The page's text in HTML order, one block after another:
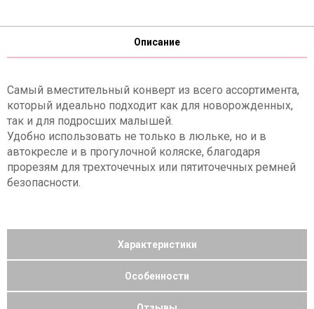
Описание
Самый вместительный конверт из всего ассортимента,
который идеально подходит как для новорожденных,
так и для подросших малышей.
Удобно использовать не только в люльке, но и в
автокресле и в прогулочной коляске, благодаря
прорезям для трехточечных или пятиточечных ремней
безопасности.
Характеристики
Особенности